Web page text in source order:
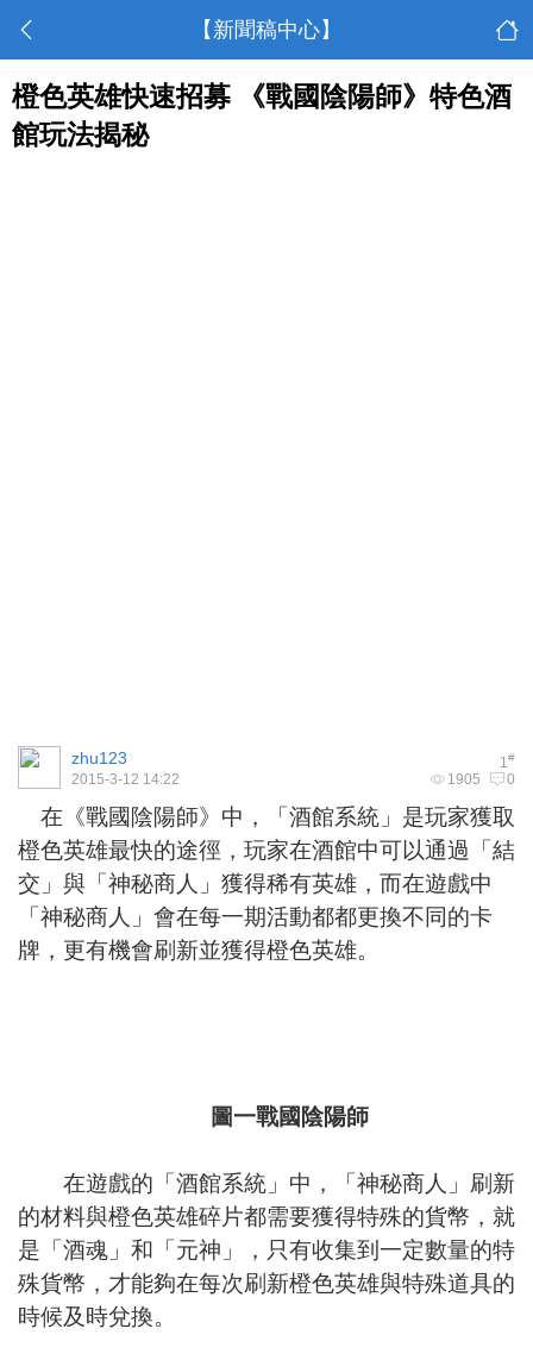
【新聞稿中心】
橙色英雄快速招募 《戰國陰陽師》特色酒
館玩法揭秘
1#
zhu123
1905 0
2015-3-12 14:22
在《戰國陰陽師》中，「酒館系統」是玩家獲取
橙色英雄最快的途徑，玩家在酒館中可以通過「結
交」與「神秘商人」獲得稀有英雄，而在遊戲中
「神秘商人」會在每一期活動都都更換不同的卡
牌，更有機會刷新並獲得橙色英雄。
圖一戰國陰陽師
在遊戲的「酒館系統」中，「神秘商人」刷新
的材料與橙色英雄碎片都需要獲得特殊的貨幣，就
是「酒魂」和「元神」，只有收集到一定數量的特
殊貨幣，才能夠在每次刷新橙色英雄與特殊道具的
時候及時兌換。